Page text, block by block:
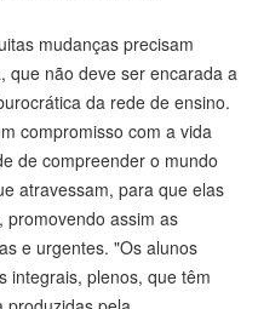
mudanças precisam
que não deve ser encarada a
da rede de ensino.
compromisso com a vida
de compreender o mundo
atravessam, para que elas
promovendo assim as
e urgentes. "Os alunos
integrais, plenos, que têm